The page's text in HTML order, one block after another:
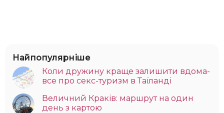
Найпопулярніше
Коли дружину краще залишити вдома-
все про секс-туризм в Таїланді
Величний Краків: маршрут на один
день з картою